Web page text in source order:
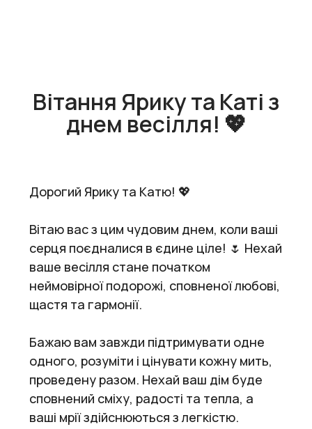
Вітання Ярику та Каті з
днем весілля! 💖
Дорогий Ярику та Катю! 💖
Вітаю вас з цим чудовим днем, коли ваші
серця поєдналися в єдине ціле! 🌷 Нехай
ваше весілля стане початком
неймовірної подорожі, сповненої любові,
щастя та гармонії.
Бажаю вам завжди підтримувати одне
одного, розуміти і цінувати кожну мить,
проведену разом. Нехай ваш дім буде
сповнений сміху, радості та тепла, а
ваші мрії здійснюються з легкістю.